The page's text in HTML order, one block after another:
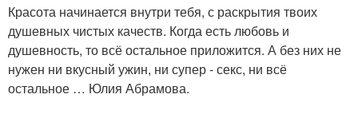
Красота начинается внутри тебя, с раскрытия твоих
душевных чистых качеств. Когда есть любовь и
душевность, то всё остальное приложится. А без них не
нужен ни вкусный ужин, ни супер - секс, ни всё
остальное … Юлия Абрамова.